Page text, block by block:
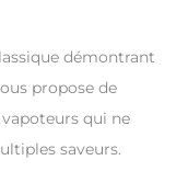
démontrant
propose de
qui ne
saveurs.